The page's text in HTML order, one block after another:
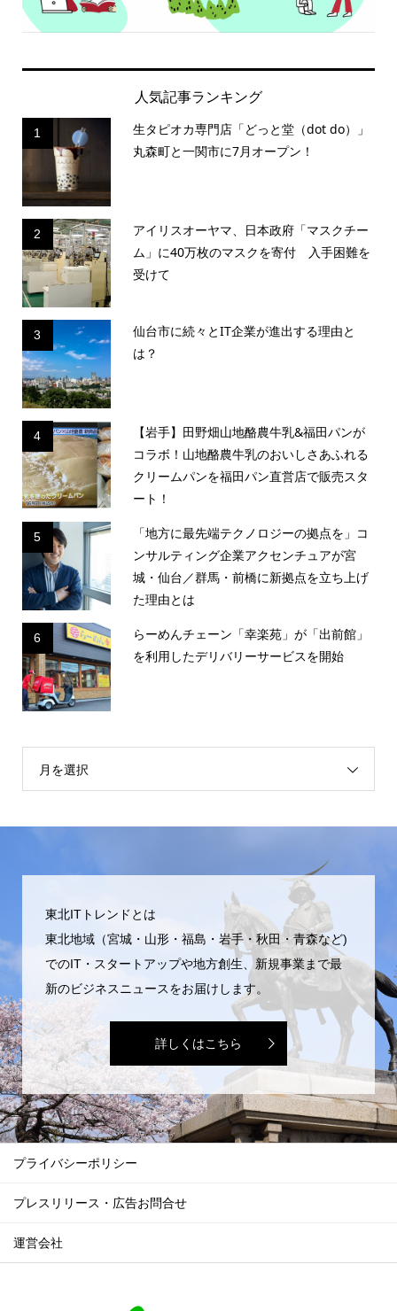
人気記事ランキング
1
生タピオカ専門店「どっと堂（dot do）」
丸森町と一関市に7月オープン！
2
アイリスオーヤマ、日本政府「マスクチー
ム」に40万枚のマスクを寄付 入手困難を
受けて
3
仙台市に続々とIT企業が進出する理由と
は？
4
【岩手】田野畑山地酪農牛乳&福田パンが
コラボ！山地酪農牛乳のおいしさあふれる
クリームパンを福田パン直営店で販売スタ
ート！
5
「地方に最先端テクノロジーの拠点を」コ
ンサルティング企業アクセンチュアが宮
城・仙台／群馬・前橋に新拠点を立ち上げ
た理由とは
6
らーめんチェーン「幸楽苑」が「出前館」
を利用したデリバリーサービスを開始
月を選択
東北ITトレンドとは
東北地域（宮城・山形・福島・岩手・秋田・青森など)
でのIT・スタートアップや地方創生、新規事業まで最
新のビジネスニュースをお届けします。
詳しくはこちら
プライバシーポリシー
プレスリリース・広告お問合せ
運営会社